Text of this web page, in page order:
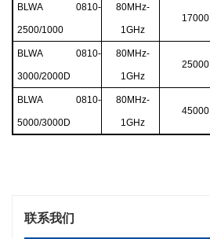
BLWA 0810-
2500/1000
80MHz-
1GHz
17000
BLWA 0810-
3000/2000D
80MHz-
1GHz
25000
BLWA 0810-
5000/3000D
80MHz-
1GHz
45000
联系我们